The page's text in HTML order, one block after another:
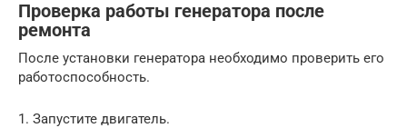
Проверка работы генератора после
ремонта
После установки генератора необходимо проверить его
работоспособность.
1. Запустите двигатель.